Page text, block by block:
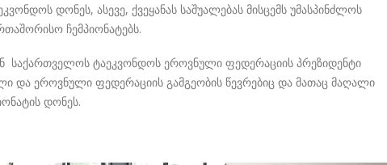
დონეს, ასევე, ქვეყანას საშუალებას მისცემს უმასპინძლოს
ჩემპიონატებს.
საქართველოს ტაეკვონდოს ეროვნული ფედერაციის პრეზიდენტი
და ეროვნული ფედერაციის გამგეობის წევრებიც და მათაც მაღალი
დონეს.